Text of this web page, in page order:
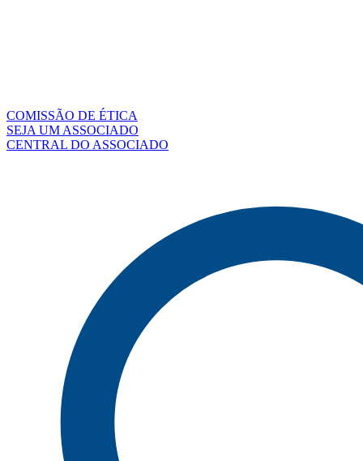
COMISSÃO DE ÉTICA
SEJA UM ASSOCIADO
CENTRAL DO ASSOCIADO